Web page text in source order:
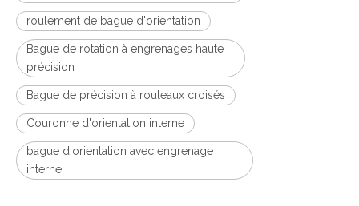
roulement de bague d'orientation
Bague de rotation à engrenages haute
précision
Bague de précision à rouleaux croisés
Couronne d'orientation interne
bague d'orientation avec engrenage
interne